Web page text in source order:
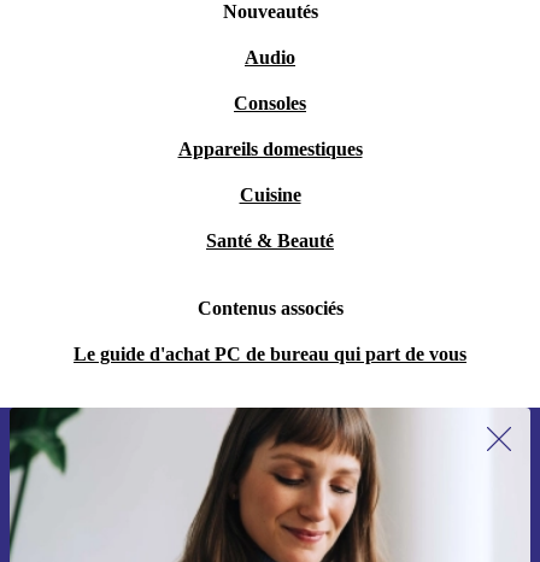
Nouveautés
Audio
Consoles
Appareils domestiques
Cuisine
Santé & Beauté
Contenus associés
Le guide d'achat PC de bureau qui part de vous
Recevoir offres et infos de refurbed
par mail
Ne manquez plus aucune offre.